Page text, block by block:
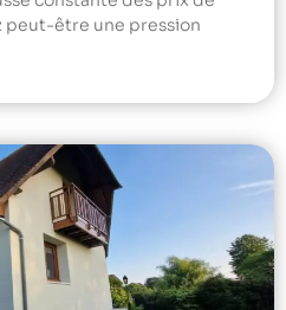
peut-être une pression